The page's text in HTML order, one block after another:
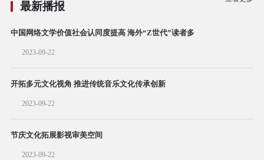
最新播报
中国网络文学价值社会认同度提高 海外“Z世代”读者多
2023-09-22
开拓多元文化视角 推进传统音乐文化传承创新
2023-09-22
节庆文化拓展影视审美空间
2023-09-22